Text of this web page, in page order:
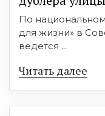
По
для жизни» в
ведется ...
Читать далее